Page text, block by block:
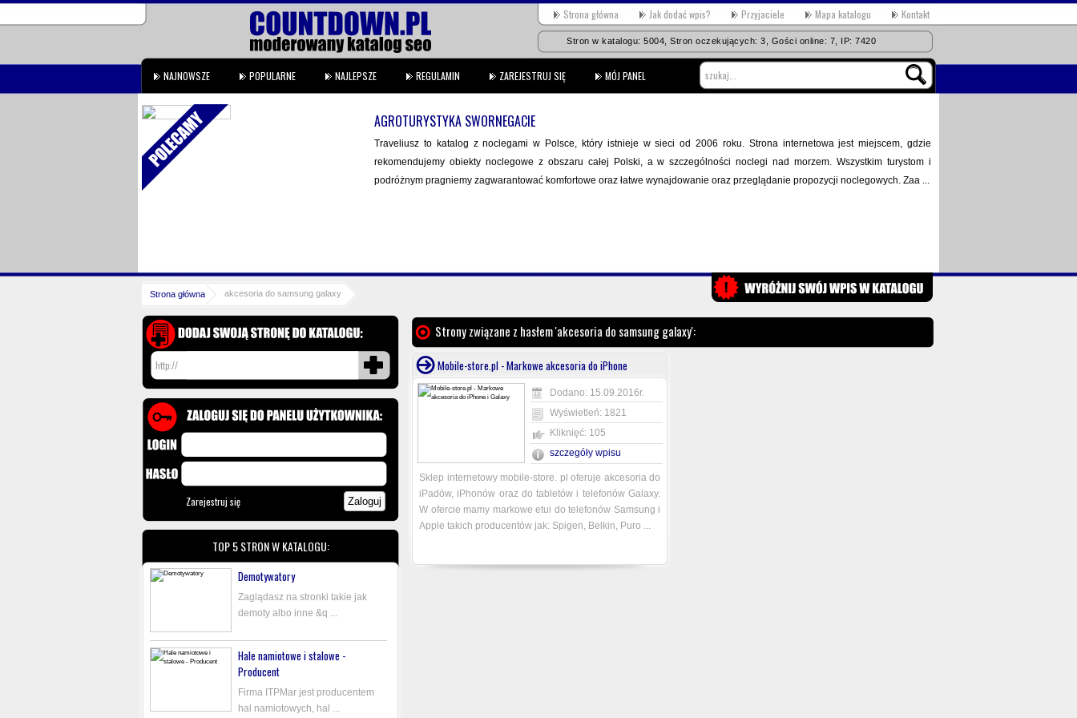
Strona główna Jak dodać wpis? Przyjaciele Mapa katalogu Kontakt
Stron w katalogu: 5004, Stron oczekujących: 3, Gości online: 7, IP: 7420
NAJNOWSZE POPULARNE NAJLEPSZE REGULAMIN ZAREJESTRUJ SIĘ MÓJ PANEL
AGROTURYSTYKA SWORNEGACIE
Traveliusz to katalog z noclegami w Polsce, który istnieje w sieci od 2006 roku. Strona internetowa jest miejscem, gdzie
rekomendujemy obiekty noclegowe z obszaru całej Polski, a w szczególności noclegi nad morzem. Wszystkim turystom i
podróżnym pragniemy zagwarantować komfortowe oraz łatwe wynajdowanie oraz przeglądanie propozycji noclegowych. Zaa ...
Strona główna akcesoria do samsung galaxy
Zarejestruj się
TOP 5 STRON W KATALOGU:
Demotywatory
Zaglądasz na stronki takie jak
demoty albo inne &q ...
Hale namiotowe i stalowe -
Producent
Firma ITPMar jest producentem
hal namiotowych, hal ...
Strony związane z hasłem 'akcesoria do samsung galaxy':
Mobile-store.pl - Markowe akcesoria do iPhone
Dodano: 15.09.2016r.
Wyświetleń: 1821
Kliknięć: 105
szczegóły wpisu
Sklep internetowy mobile-store. pl oferuje akcesoria do
iPadów, iPhonów oraz do tabletów i telefonów Galaxy.
W ofercie mamy markowe etui do telefonów Samsung i
Apple takich producentów jak: Spigen, Belkin, Puro ...